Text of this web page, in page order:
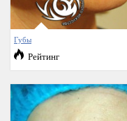
Губы
Рейтинг